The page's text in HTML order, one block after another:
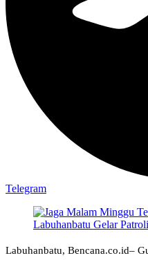
Telegram
Labuhanbatu, Bencana.co.id–